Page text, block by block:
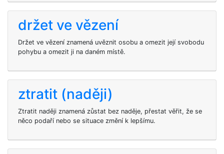
držet ve vězení
Držet ve vězení znamená uvěznit osobu a omezit její svobodu
pohybu a omezit ji na daném místě.
ztratit (naději)
Ztratit naději znamená zůstat bez naděje, přestat věřit, že se
něco podaří nebo se situace změní k lepšímu.